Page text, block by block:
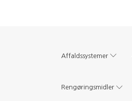
Affaldssystemer
Rengøringsmidler